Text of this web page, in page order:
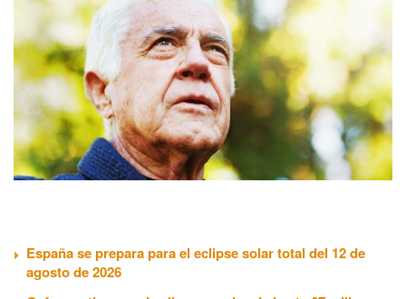
España se prepara para el eclipse solar total del 12 de
agosto de 2026